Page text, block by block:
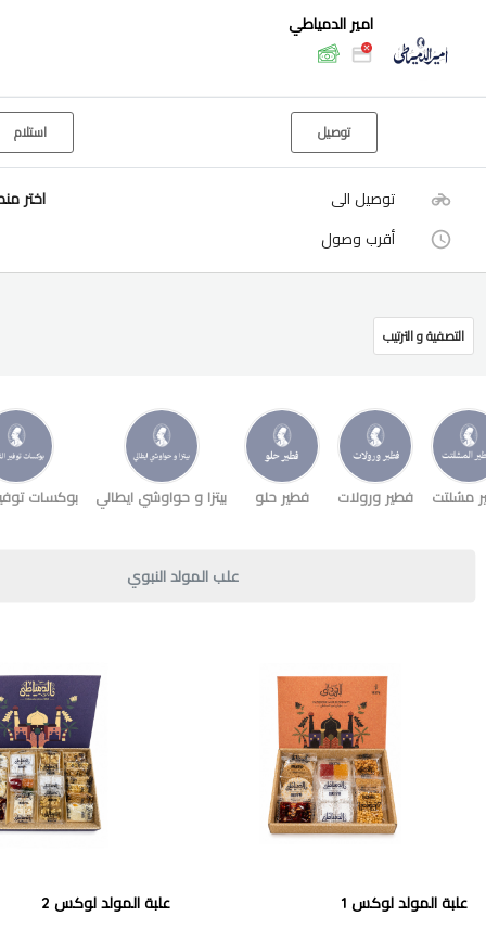
امير الدمياطي
توصيل استلام
توصيل الى اختر
أقرب وصول
التصفية و الترتيب
مشلتت فطير ورولات فطير حلو بيتزا و حواوشي ايطالي بوكسات
علب المولد النبوي
علبة المولد لوكس 1 علبة المولد لوكس 2